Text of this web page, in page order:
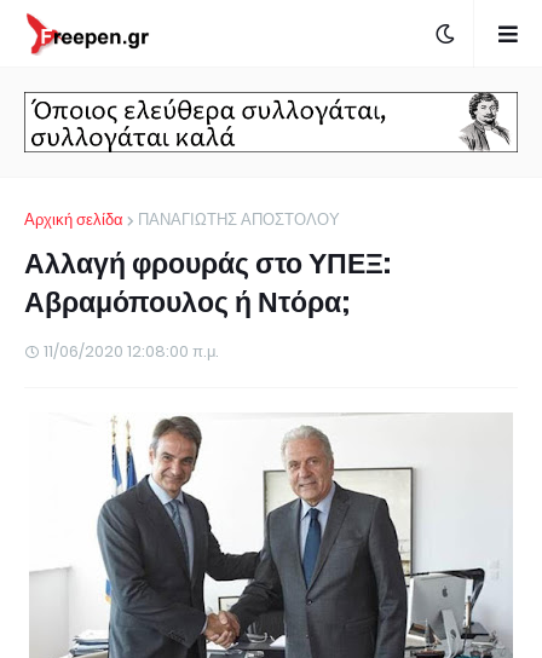
Αρχική σελίδα ΠΑΝΑΓΙΩΤΗΣ ΑΠΟΣΤΟΛΟΥ
Αλλαγή φρουράς στο ΥΠΕΞ:
Αβραμόπουλος ή Ντόρα;
11/06/2020 12:08:00 π.μ.